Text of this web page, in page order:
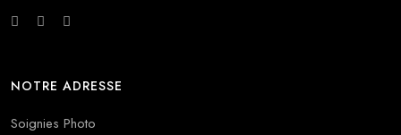
NOTRE ADRESSE
Soignies Photo